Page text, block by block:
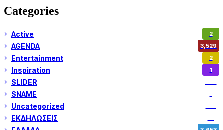
Categories
Active 2
AGENDA 3,529
Entertainment 2
Inspiration 1
SLIDER
SNAME
Uncategorized
ΕΚΔΗΛΩΣΕΙΣ